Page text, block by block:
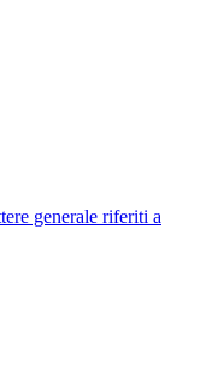
generale riferiti a